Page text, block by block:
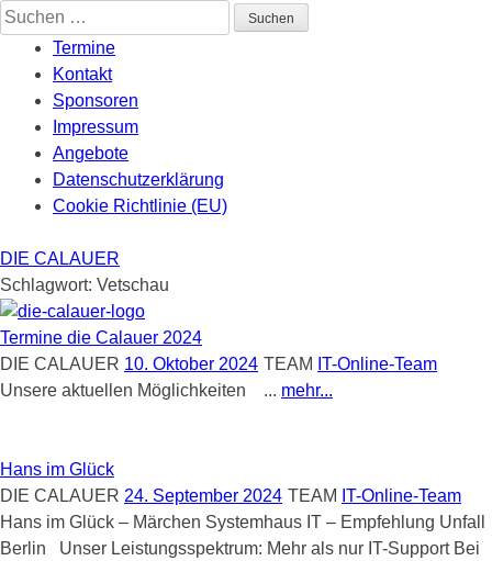
Skip
to
content
Suchen
nach:
Termine
Kontakt
Sponsoren
Impressum
Angebote
Datenschutzerklärung
Cookie Richtlinie (EU)
DIE CALAUER
Schlagwort: Vetschau
Termine die Calauer 2024
DIE CALAUER 10. Oktober 2024 TEAM IT-Online-Team
Unsere aktuellen Möglichkeiten ... mehr...
Hans im Glück
DIE CALAUER 24. September 2024 TEAM IT-Online-Team
Hans im Glück – Märchen Systemhaus IT – Empfehlung Unfall
Berlin Unser Leistungsspektrum: Mehr als nur IT-Support Bei